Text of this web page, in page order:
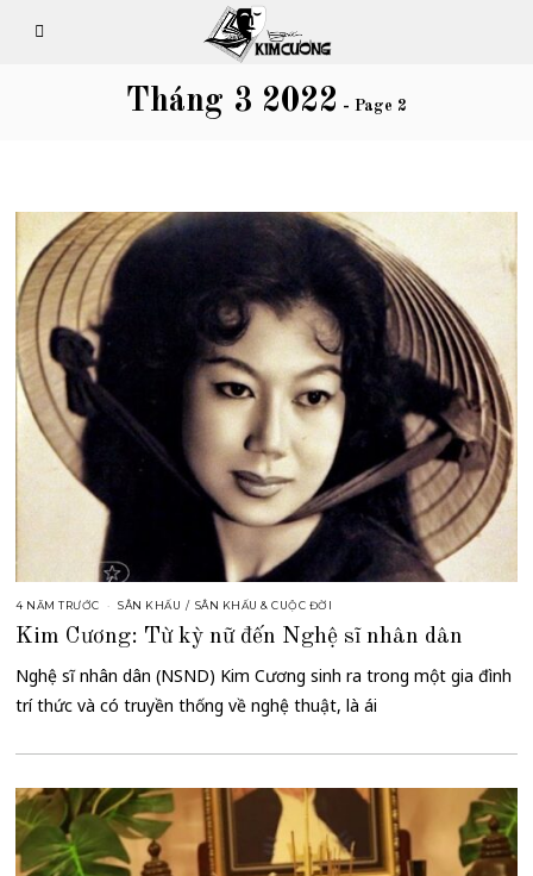
Tháng 3 2022 - Page 2
4 NĂM TRƯỚC SÂN KHẤU / SÂN KHẤU & CUỘC ĐỜI
Kim Cương: Từ kỳ nữ đến Nghệ sĩ nhân dân
Nghệ sĩ nhân dân (NSND) Kim Cương sinh ra trong một gia đình
trí thức và có truyền thống về nghệ thuật, là ái